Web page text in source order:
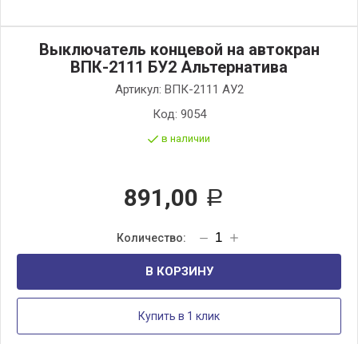
Выключатель концевой на автокран
ВПК-2111 БУ2 Альтернатива
Артикул: ВПК-2111 АУ2
Код: 9054
в наличии
891,00 Р
В КОРЗИНУ
Купить в 1 клик